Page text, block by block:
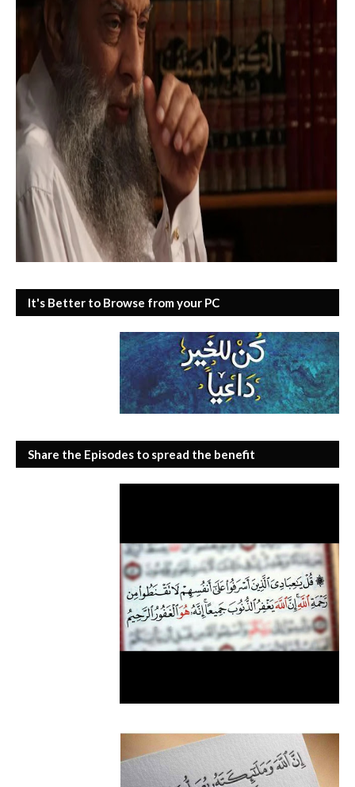
It's Better to Browse from your PC
Share the Episodes to spread the benefit